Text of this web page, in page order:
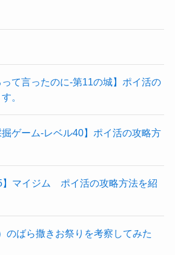
って言ったのに‐第11の城】ポイ活の
。
掘ゲーム-レベル40】ポイ活の攻略方
】マイジム ポイ活の攻略方法を紹
のばら撒きお祭りを考察してみた